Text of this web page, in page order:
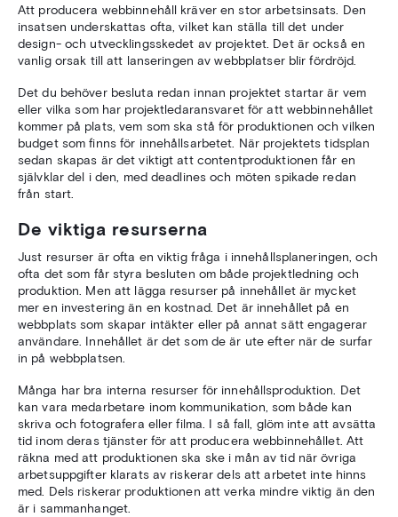
Att producera webbinnehåll kräver en stor arbetsinsats. Den
insatsen underskattas ofta, vilket kan ställa till det under
design- och utvecklingsskedet av projektet. Det är också en
vanlig orsak till att lanseringen av webbplatser blir fördröjd.
Det du behöver besluta redan innan projektet startar är vem
eller vilka som har projektledaransvaret för att webbinnehållet
kommer på plats, vem som ska stå för produktionen och vilken
budget som finns för innehållsarbetet. När projektets tidsplan
sedan skapas är det viktigt att contentproduktionen får en
självklar del i den, med deadlines och möten spikade redan
från start.
De viktiga resurserna
Just resurser är ofta en viktig fråga i innehållsplaneringen, och
ofta det som får styra besluten om både projektledning och
produktion. Men att lägga resurser på innehållet är mycket
mer en investering än en kostnad. Det är innehållet på en
webbplats som skapar intäkter eller på annat sätt engagerar
användare. Innehållet är det som de är ute efter när de surfar
in på webbplatsen.
Många har bra interna resurser för innehållsproduktion. Det
kan vara medarbetare inom kommunikation, som både kan
skriva och fotografera eller filma. I så fall, glöm inte att avsätta
tid inom deras tjänster för att producera webbinnehållet. Att
räkna med att produktionen ska ske i mån av tid när övriga
arbetsuppgifter klarats av riskerar dels att arbetet inte hinns
med. Dels riskerar produktionen att verka mindre viktig än den
är i sammanhanget.